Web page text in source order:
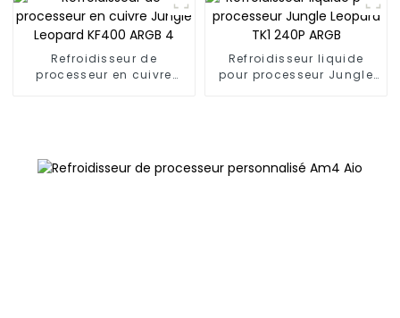
Refroidisseur de
processeur en cuivre
Refroidisseur liquide
pour processeur Jungle